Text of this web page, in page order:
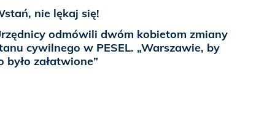
nie lękaj się!
odmówili dwóm kobietom zmiany
cywilnego w PESEL. „Warszawie, by
było załatwione”